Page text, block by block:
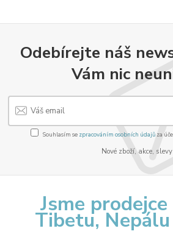
Odebírejte náš
Vám nic
Souhlasím se zpracováním osobních údajůza
Nové zboží, akce, slevy
Jsme
Tibetu,